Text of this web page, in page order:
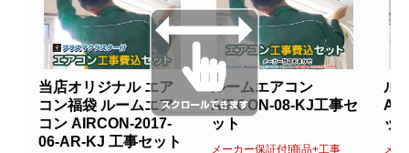
当店オリジナル エア
コン福袋 ルームエア
コン AIRCON-2017-
06-AR-KJ 工事セット
ルームエアコン
AIRCON-08-KJ工事セ
ット
メーカー保証付!商品+工事
ル
ッ
メー